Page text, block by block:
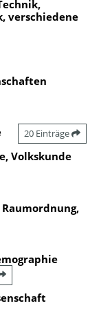
verschiedene
20 Einträge
Volkskunde